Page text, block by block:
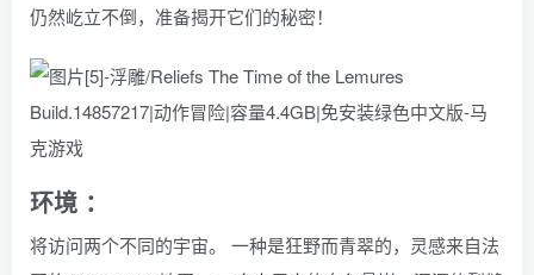
仍然屹立不倒，准备揭开它们的秘密！
环境 ：
将访问两个不同的宇宙。 一种是狂野而青翠的，灵感来自法